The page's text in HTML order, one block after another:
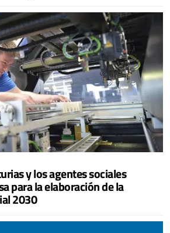
y los agentes sociales
para la elaboración de la
2030